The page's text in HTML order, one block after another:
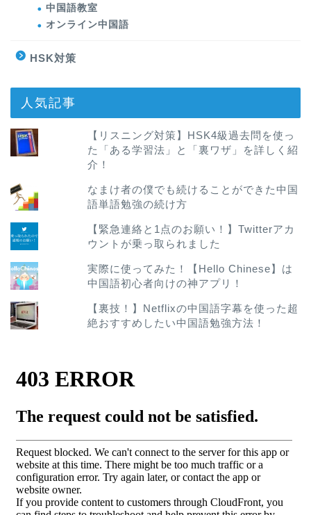
中国語教室
オンライン中国語
HSK対策
人気記事
【リスニング対策】HSK4級過去問を使っ
た「ある学習法」と「裏ワザ」を詳しく紹
介！
なまけ者の僕でも続けることができた中国
語単語勉強の続け方
【緊急連絡と1点のお願い！】Twitterアカ
ウントが乗っ取られました
実際に使ってみた！【Hello Chinese】は
中国語初心者向けの神アプリ！
【裏技！】Netflixの中国語字幕を使った超
絶おすすめしたい中国語勉強方法！